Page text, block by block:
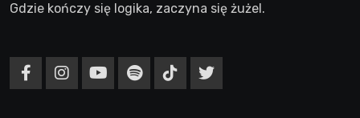
Gdzie kończy się logika, zaczyna się żużel.